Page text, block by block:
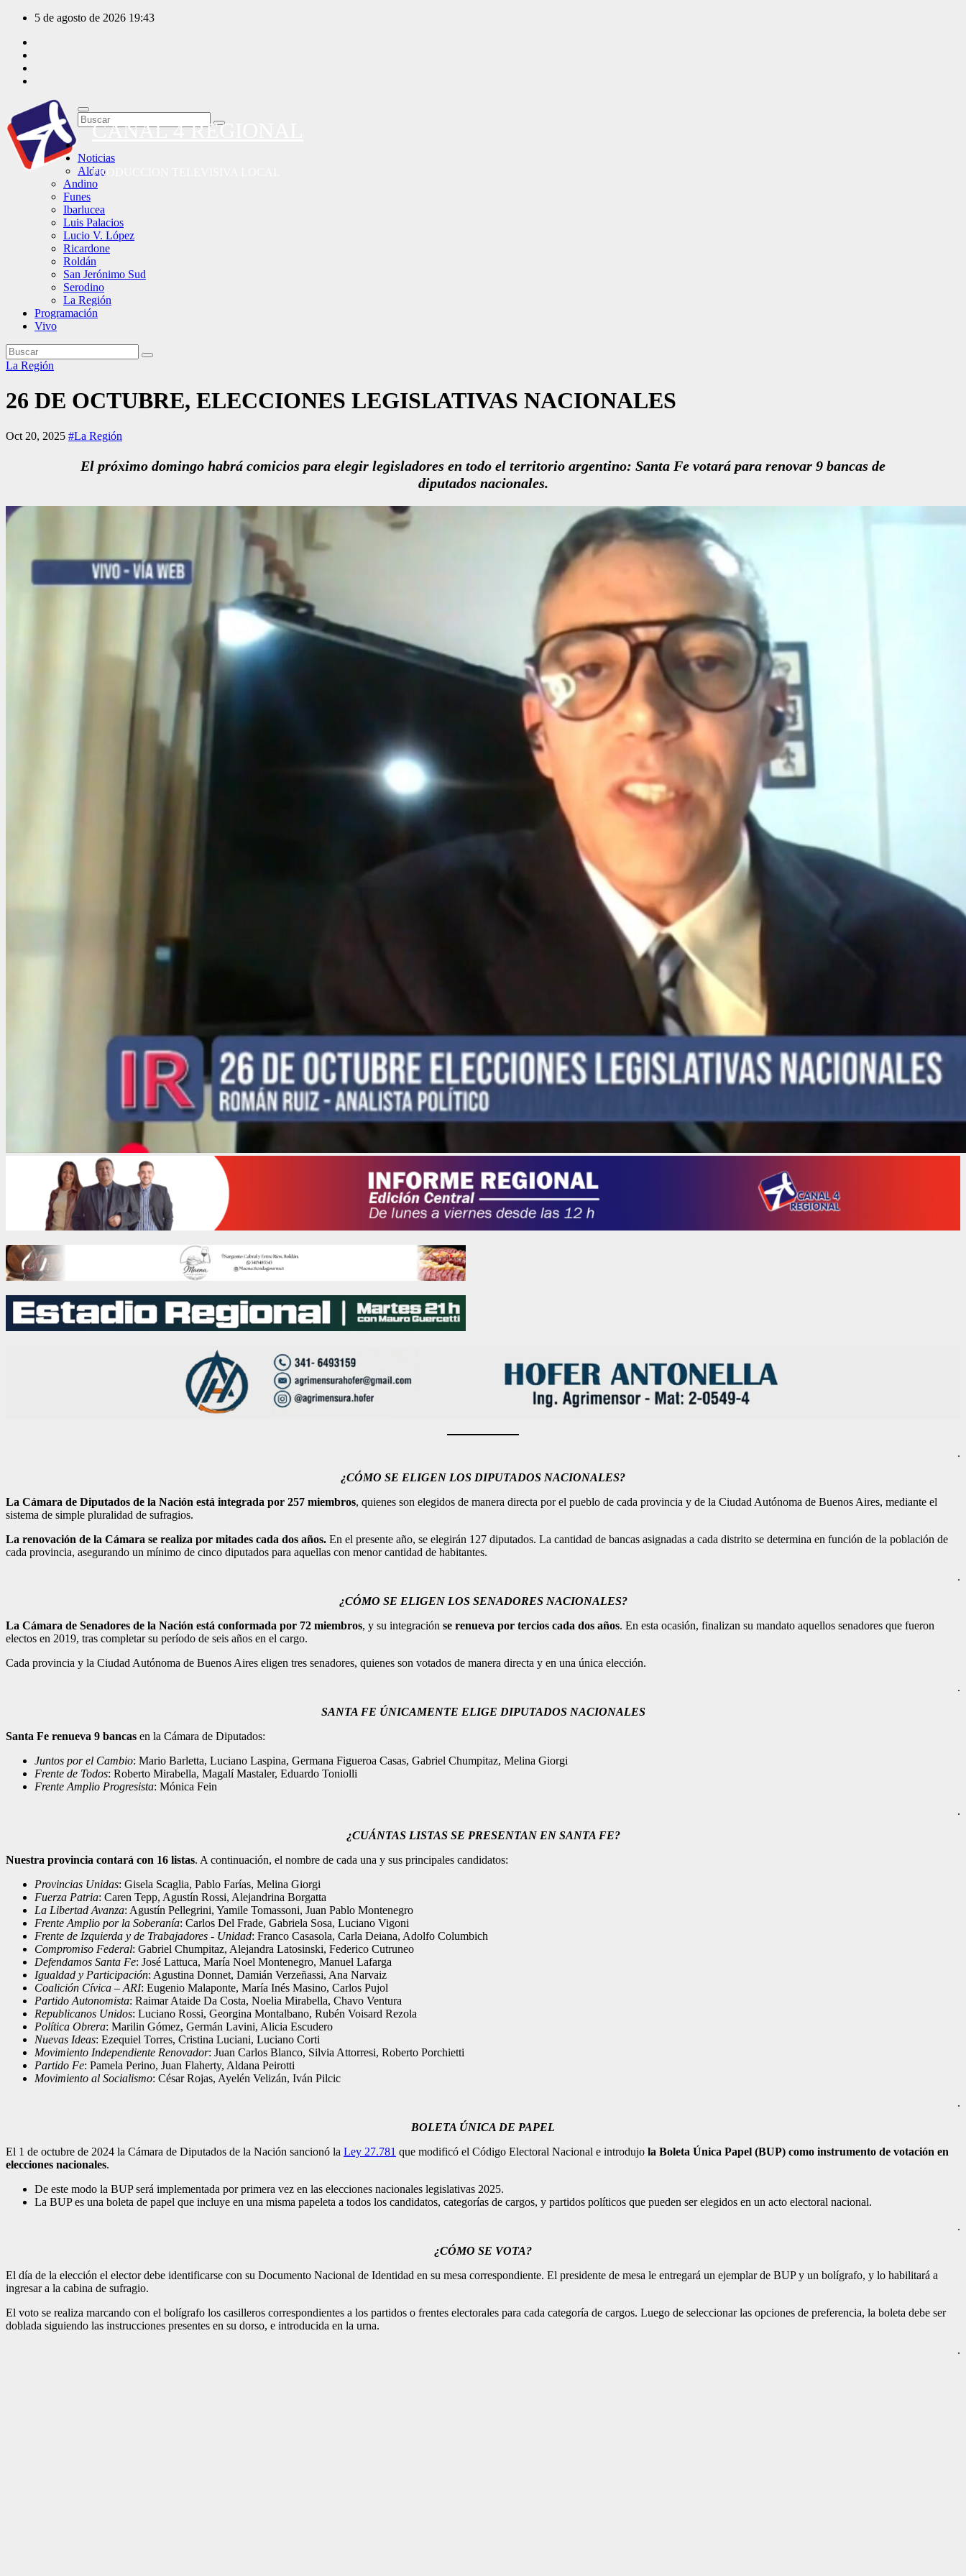
Saltar
contenido
5 de agosto de 2026 19:43
CANAL 4 REGIONAL
PRODUCCION TELEVISIVA LOCAL
Noticias
Aldao
Andino
Funes
Ibarlucea
Luis Palacios
Lucio V. López
Ricardone
Roldán
San Jerónimo Sud
Serodino
La Región
Programación
Vivo
La Región
26 DE OCTUBRE, ELECCIONES LEGISLATIVAS NACIONALES
Oct 20, 2025 #La Región
El próximo domingo habrá comicios para elegir legisladores en todo el territorio argentino: Santa Fe votará para renovar 9 bancas de
diputados nacionales.
.
¿CÓMO SE ELIGEN LOS DIPUTADOS NACIONALES?
La Cámara de Diputados de la Nación está integrada por 257 miembros, quienes son elegidos de manera directa por el pueblo de cada provincia y de la Ciudad Autónoma de Buenos Aires, mediante el
sistema de simple pluralidad de sufragios.
La renovación de la Cámara se realiza por mitades cada dos años. En el presente año, se elegirán 127 diputados. La cantidad de bancas asignadas a cada distrito se determina en función de la población de
cada provincia, asegurando un mínimo de cinco diputados para aquellas con menor cantidad de habitantes.
.
¿CÓMO SE ELIGEN LOS SENADORES NACIONALES?
La Cámara de Senadores de la Nación está conformada por 72 miembros, y su integración se renueva por tercios cada dos años. En esta ocasión, finalizan su mandato aquellos senadores que fueron
electos en 2019, tras completar su período de seis años en el cargo.
Cada provincia y la Ciudad Autónoma de Buenos Aires eligen tres senadores, quienes son votados de manera directa y en una única elección.
.
SANTA FE ÚNICAMENTE ELIGE DIPUTADOS NACIONALES
Santa Fe renueva 9 bancas en la Cámara de Diputados:
Juntos por el Cambio: Mario Barletta, Luciano Laspina, Germana Figueroa Casas, Gabriel Chumpitaz, Melina Giorgi
Frente de Todos: Roberto Mirabella, Magalí Mastaler, Eduardo Toniolli
Frente Amplio Progresista: Mónica Fein
.
¿CUÁNTAS LISTAS SE PRESENTAN EN SANTA FE?
Nuestra provincia contará con 16 listas. A continuación, el nombre de cada una y sus principales candidatos:
Provincias Unidas: Gisela Scaglia, Pablo Farías, Melina Giorgi
Fuerza Patria: Caren Tepp, Agustín Rossi, Alejandrina Borgatta
La Libertad Avanza: Agustín Pellegrini, Yamile Tomassoni, Juan Pablo Montenegro
Frente Amplio por la Soberanía: Carlos Del Frade, Gabriela Sosa, Luciano Vigoni
Frente de Izquierda y de Trabajadores - Unidad: Franco Casasola, Carla Deiana, Adolfo Columbich
Compromiso Federal: Gabriel Chumpitaz, Alejandra Latosinski, Federico Cutruneo
Defendamos Santa Fe: José Lattuca, María Noel Montenegro, Manuel Lafarga
Igualdad y Participación: Agustina Donnet, Damián Verzeñassi, Ana Narvaiz
Coalición Cívica – ARI: Eugenio Malaponte, María Inés Masino, Carlos Pujol
Partido Autonomista: Raimar Ataide Da Costa, Noelia Mirabella, Chavo Ventura
Republicanos Unidos: Luciano Rossi, Georgina Montalbano, Rubén Voisard Rezola
Política Obrera: Marilin Gómez, Germán Lavini, Alicia Escudero
Nuevas Ideas: Ezequiel Torres, Cristina Luciani, Luciano Corti
Movimiento Independiente Renovador: Juan Carlos Blanco, Silvia Attorresi, Roberto Porchietti
Partido Fe: Pamela Perino, Juan Flaherty, Aldana Peirotti
Movimiento al Socialismo: César Rojas, Ayelén Velizán, Iván Pilcic
.
BOLETA ÚNICA DE PAPEL
El 1 de octubre de 2024 la Cámara de Diputados de la Nación sancionó la Ley 27.781 que modificó el Código Electoral Nacional e introdujo la Boleta Única Papel (BUP) como instrumento de votación en
elecciones nacionales.
De este modo la BUP será implementada por primera vez en las elecciones nacionales legislativas 2025.
La BUP es una boleta de papel que incluye en una misma papeleta a todos los candidatos, categorías de cargos, y partidos políticos que pueden ser elegidos en un acto electoral nacional.
.
¿CÓMO SE VOTA?
El día de la elección el elector debe identificarse con su Documento Nacional de Identidad en su mesa correspondiente. El presidente de mesa le entregará un ejemplar de BUP y un bolígrafo, y lo habilitará a
ingresar a la cabina de sufragio.
El voto se realiza marcando con el bolígrafo los casilleros correspondientes a los partidos o frentes electorales para cada categoría de cargos. Luego de seleccionar las opciones de preferencia, la boleta debe ser
doblada siguiendo las instrucciones presentes en su dorso, e introducida en la urna.
.